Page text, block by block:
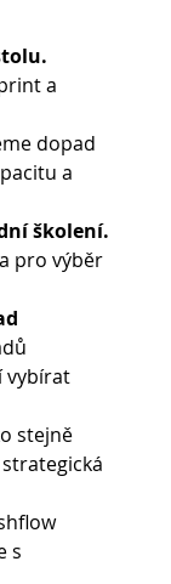
a
dopad
a
školení.
pro výběr
vybírat
stejně
s